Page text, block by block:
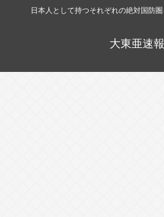
日本人として持つそれぞれの絶対国防
大東亜速報